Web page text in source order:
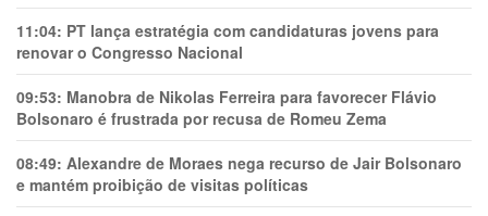
11:04: PT lança estratégia com candidaturas jovens para
renovar o Congresso Nacional
09:53: Manobra de Nikolas Ferreira para favorecer Flávio
Bolsonaro é frustrada por recusa de Romeu Zema
08:49: Alexandre de Moraes nega recurso de Jair Bolsonaro
e mantém proibição de visitas políticas